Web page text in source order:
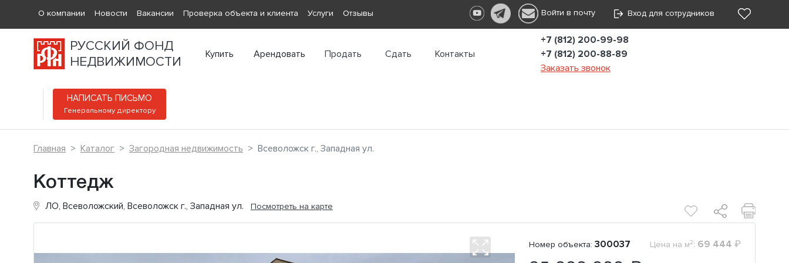
О компании Новости Вакансии Проверка объекта и клиента Услуги Отзывы Войти в почту Вход для сотрудников
РУССКИЙ ФОНД
НЕДВИЖИМОСТИ
Купить Арендовать Продать Сдать Контакты
+7 (812) 200-99-98
+7 (812) 200-88-89
Заказать звонок
НАПИСАТЬ ПИСЬМО
Генеральному директору
Главная Каталог Загородная недвижимость Всеволожск г., Западная ул.
Коттедж
ЛО, Всеволожский, Всеволожск г., Западная ул. Посмотреть на карте
Номер объекта: 300037 Цена на м2: 69 444 ₽